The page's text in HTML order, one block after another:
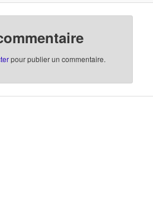
pour publier un commentaire.